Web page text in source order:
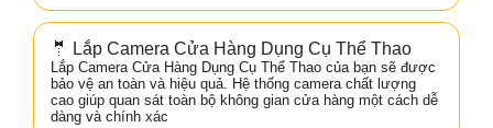
🤵 Lắp Camera Cửa Hàng Dụng Cụ Thể Thao
Lắp Camera Cửa Hàng Dụng Cụ Thể Thao của bạn sẽ được
bảo vệ an toàn và hiệu quả. Hệ thống camera chất lượng
cao giúp quan sát toàn bộ không gian cửa hàng một cách dễ
dàng và chính xác